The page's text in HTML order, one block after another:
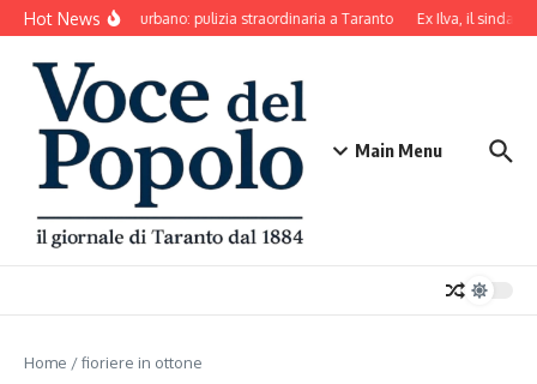
Salta al contenuto
Hot NewsDecoro urbano: pulizia straordinaria a Taranto Ex Ilva, il sindaco
Main Menu
Home /fioriere in ottone